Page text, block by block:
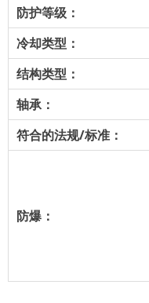
防护等级：
冷却类型：
结构类型：
轴承：
符合的法规/标准：
防爆：